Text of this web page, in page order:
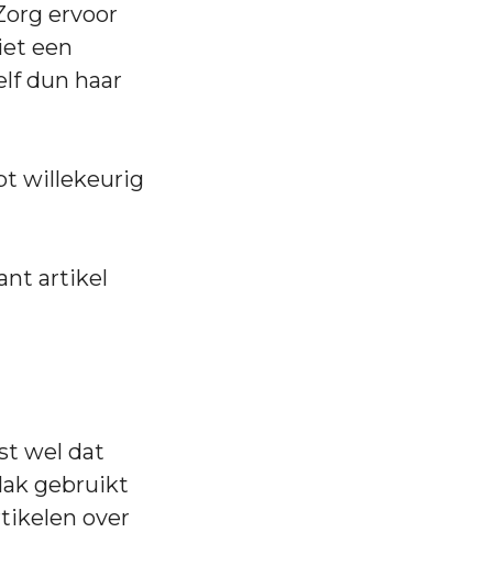
ervoor
een
dun haar
willekeurig
artikel
wel dat
gebruikt
over